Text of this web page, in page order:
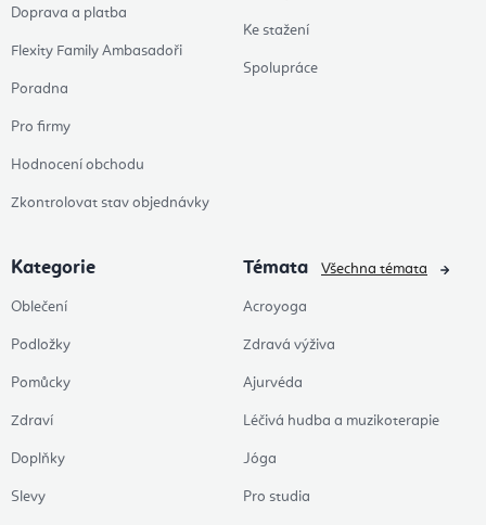
Doprava a platba
Flexity Family Ambasadoři
Poradna
Pro firmy
Hodnocení obchodu
Zkontrolovat stav objednávky
Ke stažení
Spolupráce
Kategorie
Oblečení
Podložky
Pomůcky
Zdraví
Doplňky
Slevy
Témata
Acroyoga
Zdravá výživa
Ajurvéda
Léčivá hudba a muzikoterapie
Jóga
Pro studia
Všechna témata